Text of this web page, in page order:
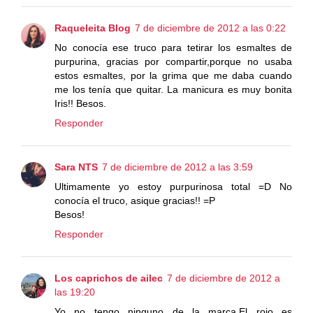
Raqueleita Blog 7 de diciembre de 2012 a las 0:22
No conocía ese truco para tetirar los esmaltes de
purpurina, gracias por compartir,porque no usaba
estos esmaltes, por la grima que me daba cuando
me los tenía que quitar. La manicura es muy bonita
Iris!! Besos.
Responder
Sara NTS 7 de diciembre de 2012 a las 3:59
Ultimamente yo estoy purpurinosa total =D No
conocía el truco, asique gracias!! =P
Besos!
Responder
Los caprichos de ailec 7 de diciembre de 2012 a
las 19:20